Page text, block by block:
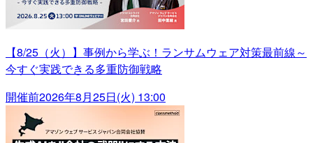
【8/25（火）】事例から学ぶ！ランサムウェア対策最前線～
今すぐ実践できる多重防御戦略
開催前2026年8月25日(火) 13:00